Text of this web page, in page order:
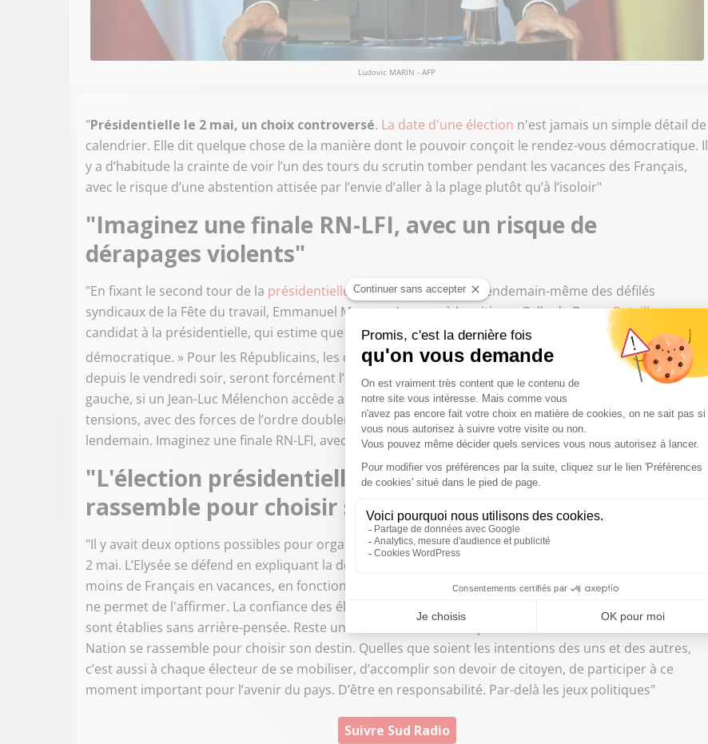
Ludovic MARIN - AFP
"Présidentielle le 2 mai, un choix controversé. La date d'une élection n'est jamais un simple détail de
calendrier. Elle dit quelque chose de la manière dont le pouvoir conçoit le rendez-vous démocratique. Il
y a d’habitude la crainte de voir l’un des tours du scrutin tomber pendant les vacances des Français,
avec le risque d’une abstention attisée par l’envie d’aller à la plage plutôt qu’à l’isoloir"
"Imaginez une finale RN-LFI, avec un risque de
dérapages violents"
"En fixant le second tour de la présidentielle au 2 mai 2027, soit le lendemain-même des défilés
syndicaux de la Fête du travail, Emmanuel Macron s’expose à la critique. Celle de BrunoRetailleau,
candidat à la présidentielle, qui estime que « ce choix n'est pas neutre et pas normal sur le plan
démocratique. » Pour les Républicains, les cortèges du 1erMai, alors que la campagne sera en pause
depuis le vendredi soir, seront forcément l’occasion de prises de position, notamment en faveur de la
gauche, si un Jean-Luc Mélenchon accède au second tour. Certains évoquent même la possibilité de
tensions, avec des forces de l’ordre doublement mobilisées, et pour les défilés, et pour le vote du
lendemain. Imaginez une finale RN-LFI, avec un risque de dérapages violents. Ce serait une première"
"L'élection présidentielle est le moment où la Nation se
rassemble pour choisir son destin"
"Il y avait deux options possibles pour organiser le scrutin : les dimanches 11 & 25 avril ou les 18 avril &
2 mai. L’Elysée se défend en expliquant la deuxième formule, celle qui a été retenue, a l’avantage d’avoir
moins de Français en vacances, en fonction des zones. Faut-il y voir une manœuvre du pouvoir ? Rien
ne permet de l'affirmer. La confiance des électeurs repose aussi sur la conviction que les règles du jeu
sont établies sans arrière-pensée. Reste une évidence : l'élection présidentielle est le moment où la
Nation se rassemble pour choisir son destin. Quelles que soient les intentions des uns et des autres,
c’est aussi à chaque électeur de se mobiliser, d’accomplir son devoir de citoyen, de participer à ce
moment important pour l’avenir du pays. D’être en responsabilité. Par-delà les jeux politiques"
Suivre Sud Radio